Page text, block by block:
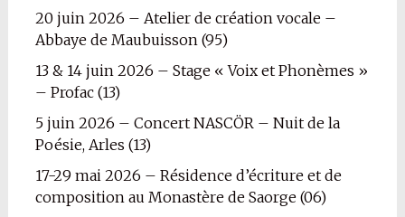
20 juin 2026 – Atelier de création vocale –
Abbaye de Maubuisson (95)
13 & 14 juin 2026 – Stage « Voix et Phonèmes »
– Profac (13)
5 juin 2026 – Concert NASCÖR – Nuit de la
Poésie, Arles (13)
17-29 mai 2026 – Résidence d’écriture et de
composition au Monastère de Saorge (06)